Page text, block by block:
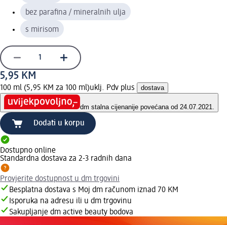
bez parafina / mineralnih ulja
s mirisom
5,95 KM
100 ml (5,95 KM za 100 ml)uklj. Pdv plus dostava
dm stalna cijenanije povećana od 24.07.2021.
Dodati u korpu
Dostupno online
Standardna dostava za 2-3 radnih dana
Provjerite dostupnost u dm trgovini
Besplatna dostava s Moj dm računom iznad 70 KM
Isporuka na adresu ili u dm trgovinu
Sakupljanje dm active beauty bodova